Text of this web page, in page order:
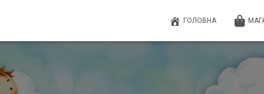
ГОЛОВНА